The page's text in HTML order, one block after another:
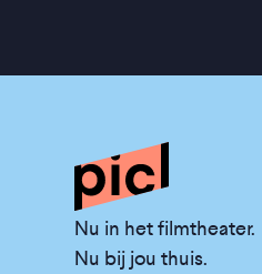
Nu in het filmtheater.
Nu bij jou thuis.